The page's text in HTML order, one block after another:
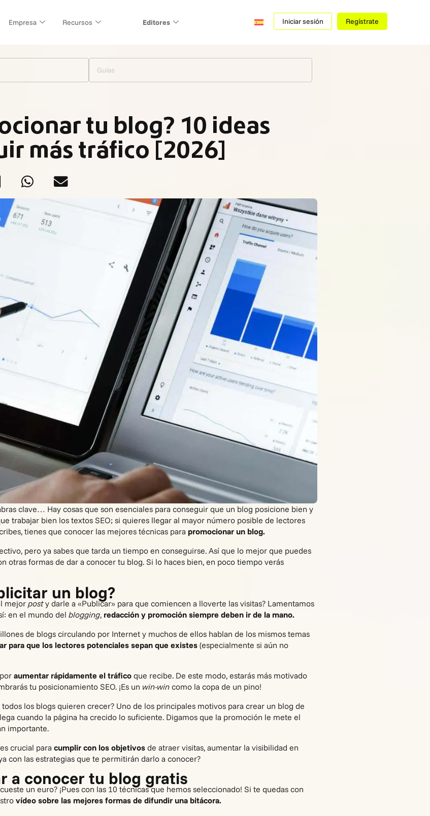
Empresa Recursos Editores Iniciar sesión Regístrate
Guías
tu blog? 10 ideas
más tráfico [2026]
clave… Hay cosas que son esenciales para conseguir que un blog posicione bien y
trabajar bien lostextos SEO; si quieres llegar al mayor número posible de lectores
tienes que conocer las mejores técnicas para promocionar un blog.
pero ya sabes que tarda un tiempo en conseguirse. Así que lo mejor que puedes
otras formas de dar a conocer tu blog. Si lo haces bien, en poco tiempo verás
un blog?
mejorposty darle a «Publicar» para que comiencen a lloverte las visitas? Lamentamos
en el mundo del blogging, redacción y promoción siempre deben ir de la mano.
de blogs circulando por Internet y muchos de ellos hablan de los mismos temas
para que los lectores potenciales sepan que existes (especialmente si aún no
aumentar rápidamente el tráfico que recibe. De este modo, estarás más motivado
tu posicionamiento SEO. ¡Es un win-win como la copa de un pino!
los blogs quieren crecer? Uno de los principales motivos para crear un blog de
cuando la página ha crecido lo suficiente. Digamos que la promoción le mete el
importante.
crucial para cumplir con los objetivos de atraer visitas, aumentar la visibilidad en
con las estrategias que te permitirán darlo a conocer?
a conocer tu blog gratis
un euro? ¡Pues con las 10 técnicas que hemos seleccionado! Si te quedas con
vídeo sobre las mejores formas de difundir una bitácora.